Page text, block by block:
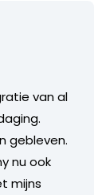
van al
gebleven.
nu ook
mijns